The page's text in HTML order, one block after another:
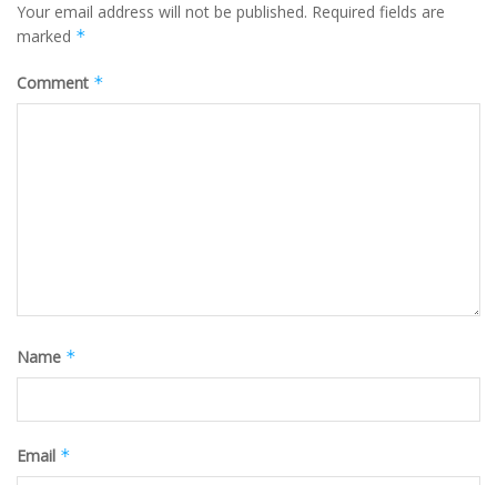
Your email address will not be published. Required fields are
marked *
Comment *
Name *
Email *